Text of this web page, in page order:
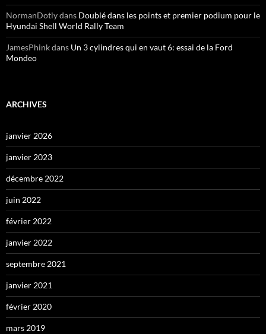
NormanDotlydans Doublé dans les points et premier podium pour le
Hyundai Shell World Rally Team
JamesPhinkdans Un 3 cylindres qui en vaut 6: essai de la Ford
Mondeo
ARCHIVES
janvier 2026
janvier 2023
décembre 2022
juin 2022
février 2022
janvier 2022
septembre 2021
janvier 2021
février 2020
mars 2019